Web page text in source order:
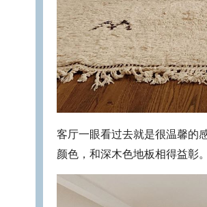
客厅一眼看过去就是很温馨的
颜色，和深木色地板相得益彰